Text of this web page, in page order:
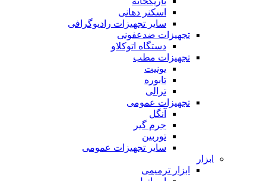
اسکنر دهانی
سایر تجهیزات رادیوگرافی
تجهیزات ضدعفونی
دستگاه اتوکلاو
تجهیزات مطب
یونیت
تابوره
ترالی
تجهیزات عمومی
آنگل
جرم گیر
توربین
سایر تجهیزات عمومی
ابزار
ابزار ترمیمی